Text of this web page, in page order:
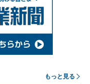
もっと見る